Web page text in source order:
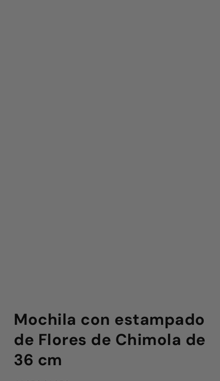
Mochila con estampado
de Flores de Chimola de
36 cm